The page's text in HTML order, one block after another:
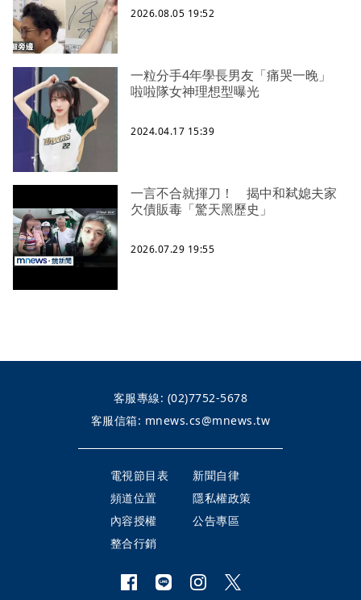
2026.08.05 19:52
一粒分手4年學長男友「痛哭一晚」
啦啦隊女神理想型曝光
2024.04.17 15:39
一言不合就揮刀！ 揭中和弒媳夫家
欠債販毒「驚天黑歷史」
2026.07.29 19:55
客服專線: (02)7752-5678
客服信箱: mnews.cs@mnews.tw
電視節目表
新聞自律
頻道位置
隱私權政策
內容授權
公告專區
整合行銷